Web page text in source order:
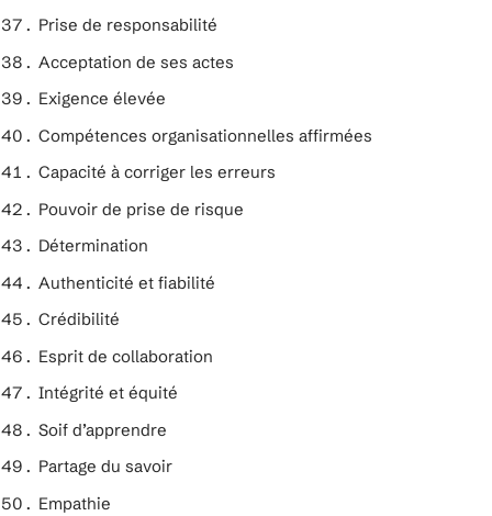
Prise de responsabilité
Acceptation de ses actes
Exigence élevée
Compétences organisationnelles affirmées
Capacité à corriger les erreurs
Pouvoir de prise de risque
Détermination
Authenticité et fiabilité
Crédibilité
Esprit de collaboration
Intégrité et équité
Soif d’apprendre
Partage du savoir
Empathie